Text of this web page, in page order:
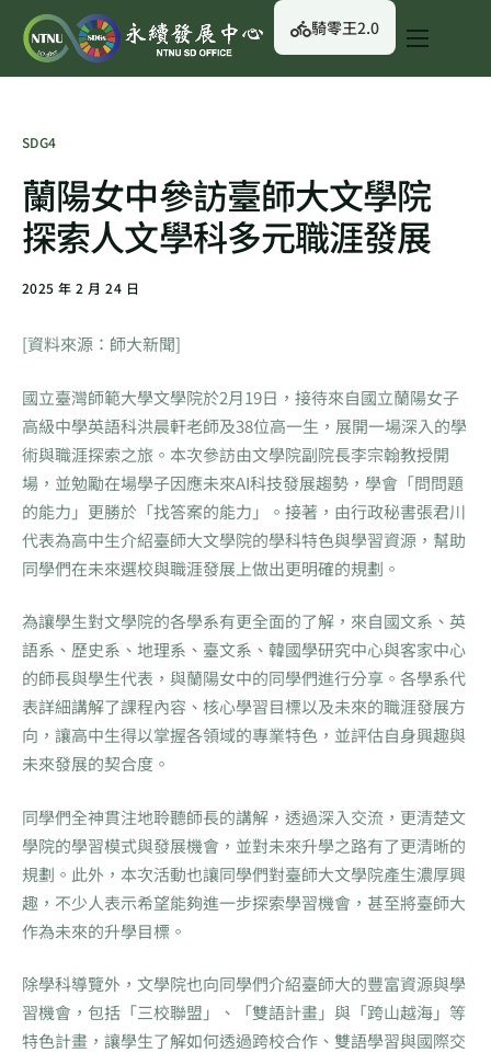
關於我們
永續資訊
校園綠生活
English
騎零王2.0
SDG4
蘭陽女中參訪臺師大文學院
探索人文學科多元職涯發展
2025 年 2 月 24 日
[資料來源：師大新聞]
國立臺灣師範大學文學院於2月19日，接待來自國立蘭陽女子
高級中學英語科洪晨軒老師及38位高一生，展開一場深入的學
術與職涯探索之旅。本次參訪由文學院副院長李宗翰教授開
場，並勉勵在場學子因應未來AI科技發展趨勢，學會「問問題
的能力」更勝於「找答案的能力」。接著，由行政秘書張君川
代表為高中生介紹臺師大文學院的學科特色與學習資源，幫助
同學們在未來選校與職涯發展上做出更明確的規劃。
為讓學生對文學院的各學系有更全面的了解，來自國文系、英
語系、歷史系、地理系、臺文系、韓國學研究中心與客家中心
的師長與學生代表，與蘭陽女中的同學們進行分享。各學系代
表詳細講解了課程內容、核心學習目標以及未來的職涯發展方
向，讓高中生得以掌握各領域的專業特色，並評估自身興趣與
未來發展的契合度。
同學們全神貫注地聆聽師長的講解，透過深入交流，更清楚文
學院的學習模式與發展機會，並對未來升學之路有了更清晰的
規劃。此外，本次活動也讓同學們對臺師大文學院產生濃厚興
趣，不少人表示希望能夠進一步探索學習機會，甚至將臺師大
作為未來的升學目標。
除學科導覽外，文學院也向同學們介紹臺師大的豐富資源與學
習機會，包括「三校聯盟」、「雙語計畫」與「跨山越海」等
特色計畫，讓學生了解如何透過跨校合作、雙語學習與國際交